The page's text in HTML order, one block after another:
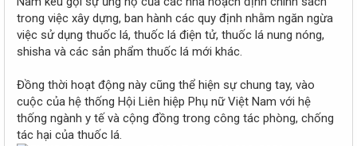
trong việc xây dựng, ban hành các quy định nhằm ngăn ngừa
việc sử dụng thuốc lá, thuốc lá điện tử, thuốc lá nung nóng,
shisha và các sản phẩm thuốc lá mới khác.
Đồng thời hoạt động này cũng thể hiện sự chung tay, vào
cuộc của hệ thống Hội Liên hiệp Phụ nữ Việt Nam với hệ
thống ngành y tế và cộng đồng trong công tác phòng, chống
tác hại của thuốc lá.